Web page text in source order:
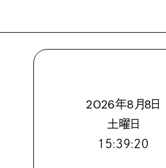
2026年8月8日
土曜日
１５:３９:２２